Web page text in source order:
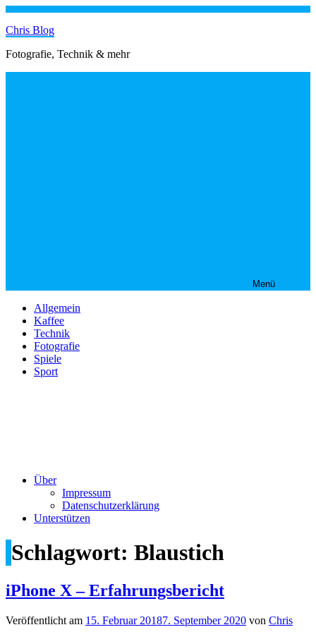
Zum
Inhalt
springen
Chris Blog
Fotografie, Technik & mehr
Menü
Allgemein
Kaffee
Technik
Fotografie
Spiele
Sport
Über
Impressum
Datenschutzerklärung
Unterstützen
Schlagwort: Blaustich
iPhone X – Erfahrungsbericht
Veröffentlicht am 15. Februar 20187. September 2020 von Chris